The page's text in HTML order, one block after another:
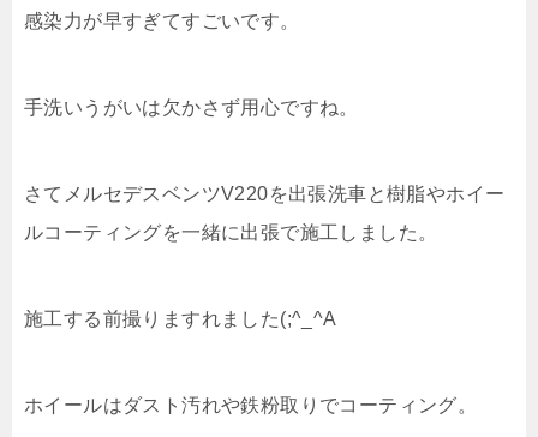
感染力が早すぎてすごいです。
手洗いうがいは欠かさず用心ですね。
さてメルセデスベンツV220を出張洗車と樹脂やホイー
ルコーティングを一緒に出張で施工しました。
施工する前撮りますれました(;^_^A
ホイールはダスト汚れや鉄粉取りでコーティング。